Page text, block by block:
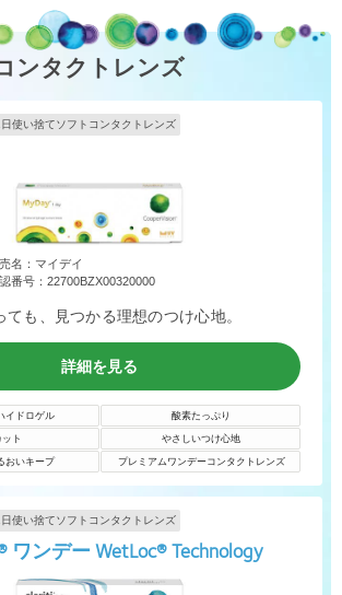
ンタクトレンズ
日使い捨てソフトコンタクトレンズ
名：マイデイ
番号：22700BZX00320000
も、見つかる理想のつけ心地。
詳細を見る
イドロゲル 酸素たっぷり
ト やさしいつけ心地
おいキープ プレミアムワンデーコンタクトレンズ
日使い捨てソフトコンタクトレンズ
ワンデー WetLoc® Technology